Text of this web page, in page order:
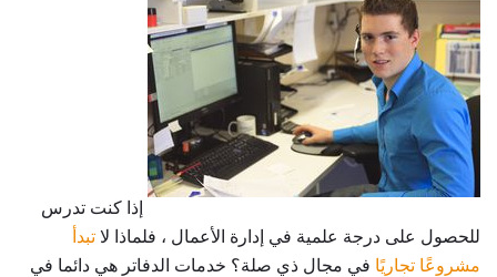
إذا كنت تدرس
للحصول على درجة علمية في إدارة الأعمال ، فلماذا لا تبدأ
مشروعًا تجاريًا في مجال ذي صلة؟ خدمات الدفاتر هي دائما في